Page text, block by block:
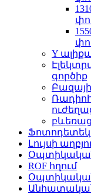
Y
գործիք
Լույսի
Օպտիկական
ROF հղում